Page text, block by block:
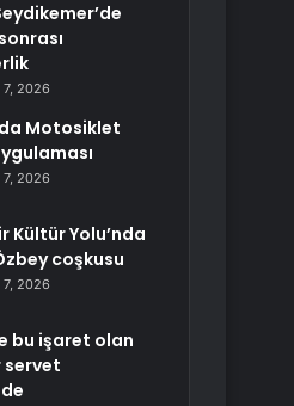
2026
Motosiklet
2026
Kültür Yolu’nda
coşkusu
2026
bu işaret olan